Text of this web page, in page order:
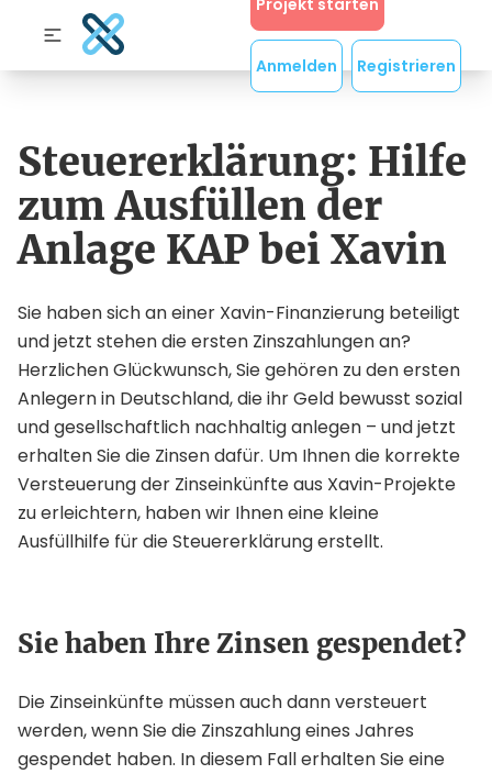
Projekt starten
Anmelden Registrieren
Steuererklärung: Hilfe
zum Ausfüllen der
Anlage KAP bei Xavin
Sie haben sich an einer Xavin-Finanzierung beteiligt
und jetzt stehen die ersten Zinszahlungen an?
Herzlichen Glückwunsch, Sie gehören zu den ersten
Anlegern in Deutschland, die ihr Geld bewusst sozial
und gesellschaftlich nachhaltig anlegen – und jetzt
erhalten Sie die Zinsen dafür. Um Ihnen die korrekte
Versteuerung der Zinseinkünfte aus Xavin-Projekte
zu erleichtern, haben wir Ihnen eine kleine
Ausfüllhilfe für die Steuererklärung erstellt.
Sie haben Ihre Zinsen gespendet?
Die Zinseinkünfte müssen auch dann versteuert
werden, wenn Sie die Zinszahlung eines Jahres
gespendet haben. In diesem Fall erhalten Sie eine